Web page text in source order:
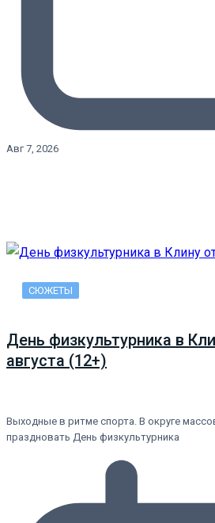
Авг 7, 2026
СЮЖЕТЫ
День физкультурника в
августа (12+)
Выходные в ритме спорта. В округе
праздновать День физкультурника